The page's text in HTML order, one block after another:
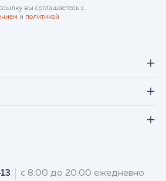
вы соглашаетесь с
и политикой
с 8:00 до 20:00 ежедневно